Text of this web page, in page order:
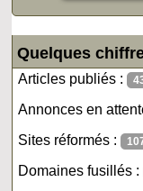
Quelques
Articles publiés :
Annonces en
Sites réformés :
Domaines fusillés :